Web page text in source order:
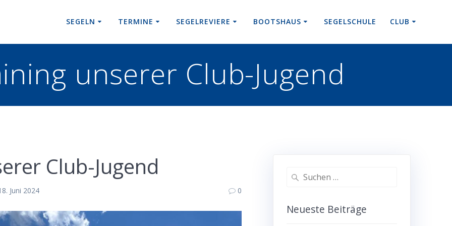
SEGELN TERMINE SEGELREVIERE BOOTSHAUS SEGELSCHULE CLUB
unserer Club-Jugend
Club-Jugend
Juni 2024 0
Suchen
Neueste Beiträge